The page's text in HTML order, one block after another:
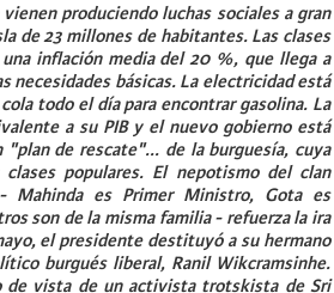
produciendo luchas sociales a gran
de 23 millones de habitantes.Las clases
inflación media del 20 %, que llega a
necesidades básicas. La electricidad está
todo el día para encontrar gasolina. La
a su PIB y el nuevo gobierno está
"plan de rescate"... de la burguesía, cuya
populares. El nepotismo del clan
Mahinda es Primer Ministro, Gota es
son de la misma familia - refuerza la ira
el presidente destituyó a su hermano
burgués liberal, Ranil Wikcramsinhe.
de vista de un activista trotskista de Sri